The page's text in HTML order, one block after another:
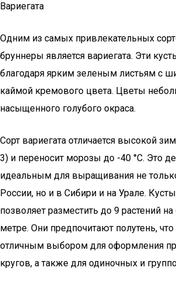
Вариегата
Одним из самых привлекательных
бруннеры является вариегата. Эти
благодаря ярким зеленым листьям с
каймой кремового цвета. Цветы
насыщенного голубого окраса.
Сорт вариегата отличается высокой
3) и переносит морозы до -40 °С. Это
идеальным для выращивания не
России, но и в Сибири и на Урале.
позволяет разместить до 9 растений
метре. Они предпочитают полутень, что
отличным выбором для оформления
кругов, а также для одиночных и